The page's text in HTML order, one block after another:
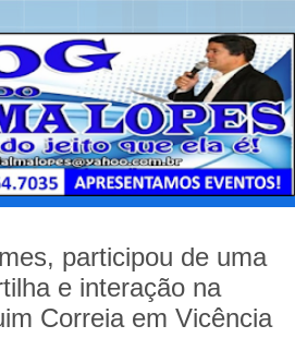
participou de uma
e interação na
Correia em Vicência